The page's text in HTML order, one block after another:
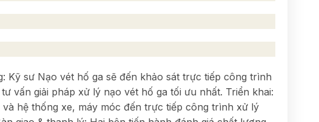
Kỹ sư Nạo vét hố ga sẽ đến khảo sát trực tiếp công trình
vấn giải pháp xử lý nạo vét hố ga tối ưu nhất. Triển khai:
hệ thống xe, máy móc đến trực tiếp công trình xử lý